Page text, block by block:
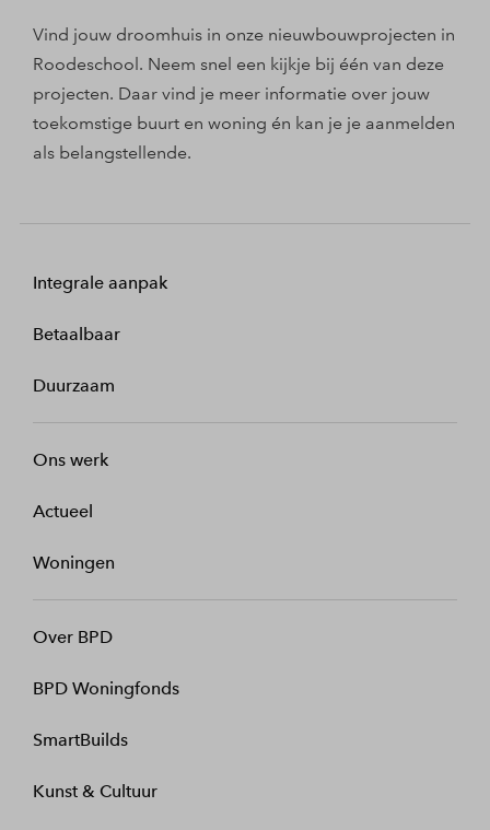
Vind jouw droomhuis in onze nieuwbouwprojecten in
Roodeschool. Neem snel een kijkje bij één van deze
projecten. Daar vind je meer informatie over jouw
toekomstige buurt en woning én kan je je aanmelden
als belangstellende.
Integrale aanpak
Betaalbaar
Duurzaam
Ons werk
Actueel
Woningen
Over BPD
BPD Woningfonds
SmartBuilds
Kunst & Cultuur